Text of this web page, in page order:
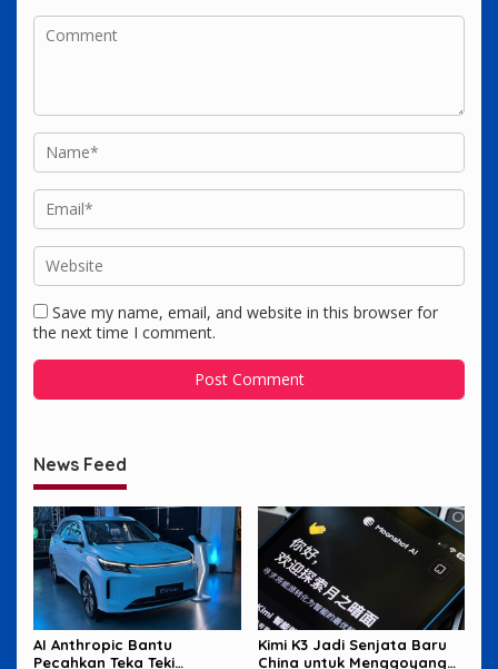
Save my name, email, and website in this browser for
the next time I comment.
News Feed
AI Anthropic Bantu
Pecahkan Teka Teki
Kimi K3 Jadi Senjata Baru
China untuk Menggoyang